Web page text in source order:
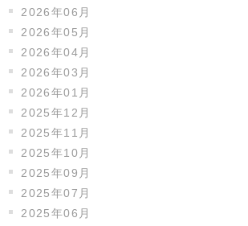
2026年06月
2026年05月
2026年04月
2026年03月
2026年01月
2025年12月
2025年11月
2025年10月
2025年09月
2025年07月
2025年06月